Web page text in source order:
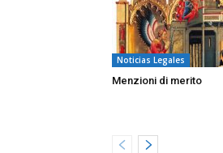
Noticias Legales
Menzioni di merito